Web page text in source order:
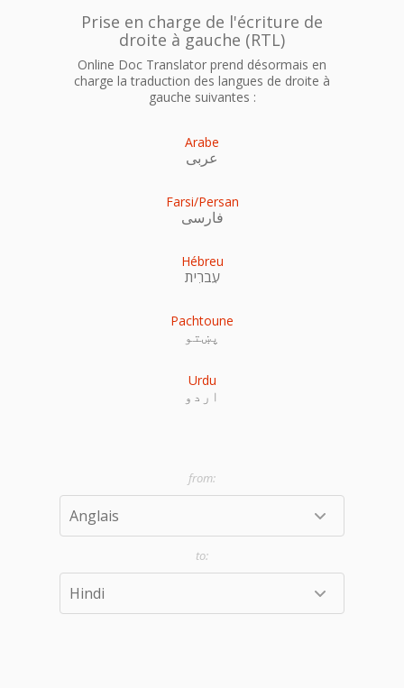
Prise en charge de l'écriture de
droite à gauche (RTL)
Online Doc Translator prend désormais en
charge la traduction des langues de droite à
gauche suivantes :
Arabe
عربى
Farsi/Persan
فارسی
Hébreu
עִברִית
Pachtoune
پښتو
Urdu
اردو